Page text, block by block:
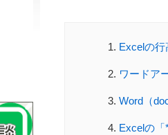
Excelの
ワードア
Word（
Excelの